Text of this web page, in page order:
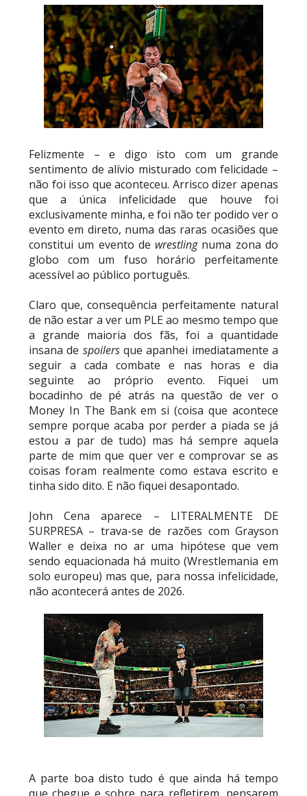
Unknown-Aug 06 2026
REGRESSO IMPRESSIONANTE NO RAW: Bully Ray
critica promo de Big Cass e sugere utilização de
frases icónicas
Unknown-Aug 06 2026
GUERRA EXTREMA NO GRAND SLAM MEXICO:
Will Ospreay supera Mark Davis num brutal
Street Fight com arame farpado
Unknown -Aug 06 2026
NOVOS CAMPEÕES DE TRIOS NA AEW: Brody
King, Bandido e Hangman Page conquistam os
títulos no Grand Slam Mexico
Aug 06 2026
REVIRAVOLTA SURPREENDENTE NO GRAND
SLAM MEXICO: Persephone supera Kris
Statlander após interferência decisiva de
Hikaru Shida
Unknown-Aug 06 2026
TRIUNFO LENDÁRIO EM CIDADE DO MÉXICO:
Jericho, Místico e Darby Allin superam The Don
Callis Family no Grand Slam Mexico
Unknown- Aug 06 2026
RETENÇÃO DRAMÁTICA DO TÍTULO: Kyle
Fletcher supera Speedball Mike Bailey em
combate brutal no Grand Slam Mexico
Unknown- Aug 06 2026
PARA O ALL IN: Willow Nightingale e The
Brawling Birds levam a melhor no Grand Slam
Unknown-Aug 06 2026
VAGA GARANTIDA NO CASINO GAUNTLET:
Andrade El Idolo vence combate de tripla
ameaça no Grand Slam Mexico e é brutalizado
por MJF
CAOS NO GRAND SLAM MEXICO: The Death
Felizmente – e digo isto com um grande
sentimento de alívio misturado com felicidade –
não foi isso que aconteceu. Arrisco dizer apenas
que a única infelicidade que houve foi
exclusivamente minha, e foi não ter podido ver o
evento em direto, numa das raras ocasiões que
constitui um evento de wrestling numa zona do
globo com um fuso horário perfeitamente
acessível ao público português.
Claro que, consequência perfeitamente natural
de não estar a ver um PLE ao mesmo tempo que
a grande maioria dos fãs, foi a quantidade
insana de spoilersque apanhei imediatamente a
seguir a cada combate e nas horas e dia
seguinte ao próprio evento. Fiquei um
bocadinho de pé atrás na questão de ver o
Money In The Bank em si (coisa que acontece
sempre porque acaba por perder a piada se já
estou a par de tudo) mas há sempre aquela
parte de mim que quer ver e comprovar se as
coisas foram realmente como estava escrito e
tinha sido dito. E não fiquei desapontado.
John Cena aparece – LITERALMENTE DE
SURPRESA – trava-se de razões com Grayson
Waller e deixa no ar uma hipótese que vem
sendo equacionada há muito (Wrestlemania em
solo europeu) mas que, para nossa infelicidade,
não acontecerá antes de 2026.
A parte boa disto tudo é que ainda há tempo